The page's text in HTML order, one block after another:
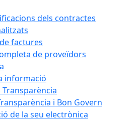
dels contractes
factures
de proveïdors
informació
i Bon Govern
de la seu electrònica